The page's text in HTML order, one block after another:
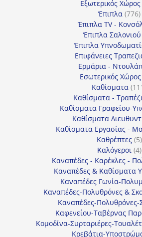
Εξωτερικός Χώρος
Έπιπλα 776
Έπιπλα TV -
Έπιπλα Σαλονιού
Έπιπλα
Επιφάνειες
Ερμάρια -
Εσωτερικός Χώρος
Καθίσματα
Καθίσματα -
Καθίσματα Γραφείου-
Καθίσματα
Καθίσματα Εργασίας -
Καθρέπτες 55
Καλόγεροι 44
Καναπέδες - Καρέκλες -
Καναπέδες & Καθίσματα
Καναπέδες Γωνία-
Καναπέδες-Πολυθρόνες &
Καναπέδες-Πολυθρόνες-
Καφενείου-Ταβέρνας
Κομοδίνα-Συρταριέρες-
Κρεβάτια-